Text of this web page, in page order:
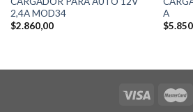
2,4A MOD34
$2.860,00
A
$